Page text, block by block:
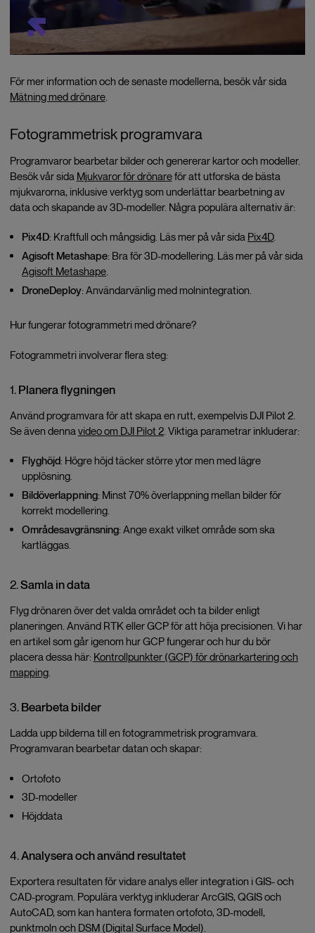
För mer information och de senaste modellerna, besök vår sida
Mätning med drönare.
Fotogrammetrisk programvara
Programvaror bearbetar bilder och genererar kartor och modeller.
Besök vår sida Mjukvaror för drönareför att utforska de bästa
mjukvarorna, inklusive verktyg som underlättar bearbetning av
data och skapande av 3D-modeller. Några populära alternativ är:
Pix4D: Kraftfull och mångsidig. Läs mer på vår sida Pix4D.
Agisoft Metashape: Bra för 3D-modellering. Läs mer på vår sida
Agisoft Metashape.
DroneDeploy: Användarvänlig med molnintegration.
Hur fungerar fotogrammetri med drönare?
Fotogrammetri involverar flera steg:
1.Planera flygningen
Använd programvara för att skapa en rutt, exempelvis DJI Pilot 2.
Se även denna video om DJI Pilot 2. Viktiga parametrar inkluderar:
Flyghöjd: Högre höjd täcker större ytor men med lägre
upplösning.
Bildöverlappning: Minst 70% överlappning mellan bilder för
korrekt modellering.
Områdesavgränsning: Ange exakt vilket område som ska
kartläggas.
2.Samla in data
Flyg drönaren över det valda området och ta bilder enligt
planeringen. Använd RTK eller GCP för att höja precisionen. Vi har
en artikel som går igenom hur GCP fungerar och hur du bör
placera dessa här: Kontrollpunkter (GCP) för drönarkartering och
mapping.
3.Bearbeta bilder
Ladda upp bilderna till en fotogrammetrisk programvara.
Programvaran bearbetar datan och skapar:
Ortofoto
3D-modeller
Höjddata
4.Analysera och använd resultatet
Exportera resultaten för vidare analys eller integration i GIS- och
CAD-program. Populära verktyg inkluderar ArcGIS, QGIS och
AutoCAD, som kan hantera formaten ortofoto, 3D-modell,
punktmoln och DSM (Digital Surface Model).